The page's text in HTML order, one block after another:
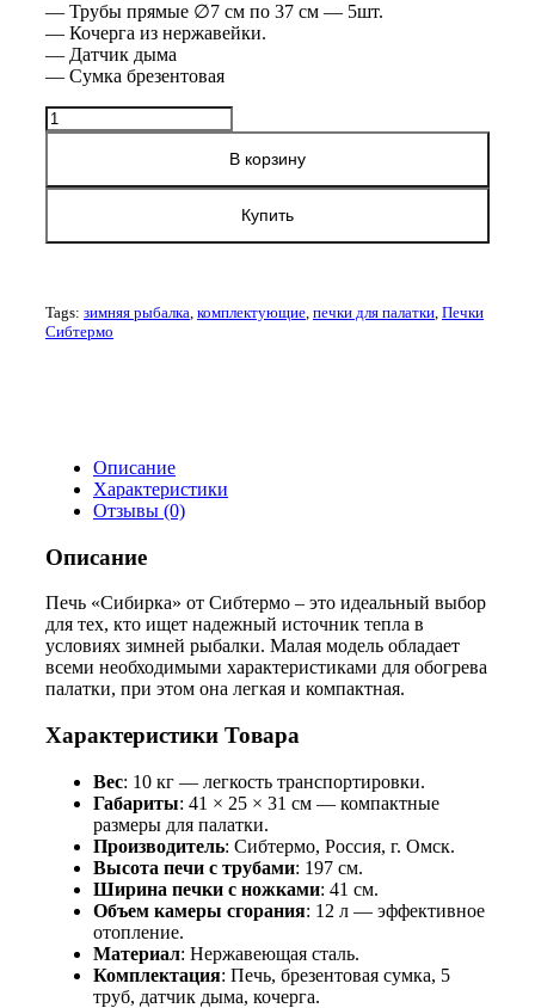
— Трубы прямые ∅7 см по 37 см — 5шт.
— Кочерга из нержавейки.
— Датчик дыма
— Сумка брезентовая
Количество
товара
12
мм
малая
В корзину
Купить
Tags: зимняя рыбалка, комплектующие, печки для палатки, Печки
Сибтермо
Описание
Характеристики
Отзывы (0)
Описание
Печь «Сибирка» от Сибтермо – это идеальный выбор
для тех, кто ищет надежный источник тепла в
условиях зимней рыбалки. Малая модель обладает
всеми необходимыми характеристиками для обогрева
палатки, при этом она легкая и компактная.
Характеристики Товара
Вес: 10 кг — легкость транспортировки.
Габариты: 41 × 25 × 31 см — компактные
размеры для палатки.
Производитель: Сибтермо, Россия, г. Омск.
Высота печи с трубами: 197 см.
Ширина печки с ножками: 41 см.
Объем камеры сгорания: 12 л — эффективное
отопление.
Материал: Нержавеющая сталь.
Комплектация: Печь, брезентовая сумка, 5
труб, датчик дыма, кочерга.